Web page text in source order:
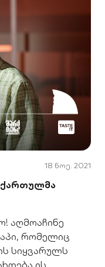
18 ნოე. 2021
აღმოაჩინე
რომელიც
სიყვარულს
ის